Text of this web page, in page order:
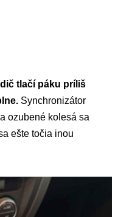
tlačí páku príliš
Synchronizátor
ozubené kolesá sa
ešte točia inou